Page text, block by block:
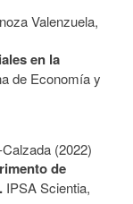
Valenzuela,
en la
de Economía y
(2022)
de
IPSA Scientia,